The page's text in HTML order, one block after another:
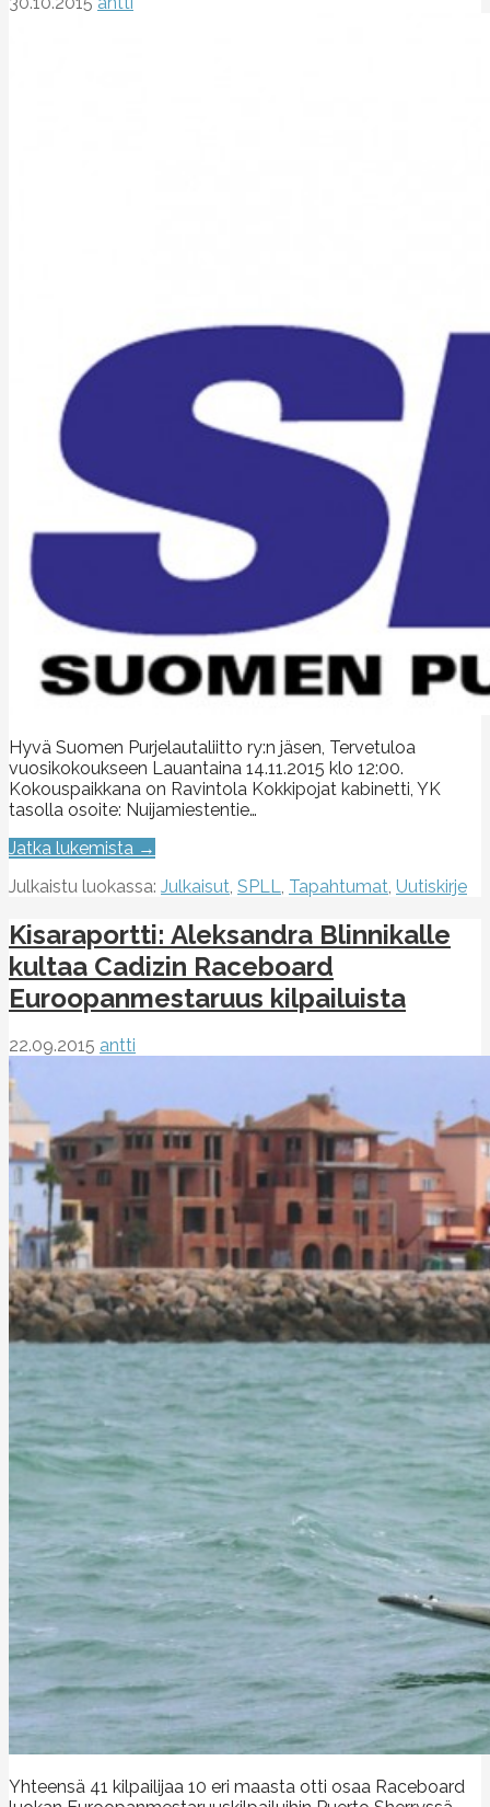
Hyvä Suomen Purjelautaliitto ry:n jäsen, Tervetuloa
vuosikokoukseen Lauantaina 14.11.2015 klo 12:00.
Kokouspaikkana on Ravintola Kokkipojat kabinetti, YK
tasolla osoite: Nuijamiestentie…
Jatka lukemista →
Julkaistu luokassa: Julkaisut SPLL Tapahtumat Uutiskirje
Kisaraportti: Aleksandra Blinnikalle
kultaa Cadizin Raceboard
Euroopanmestaruus kilpailuista
22.09.2015 antti
Yhteensä 41 kilpailijaa 10 eri maasta otti osaa Raceboard